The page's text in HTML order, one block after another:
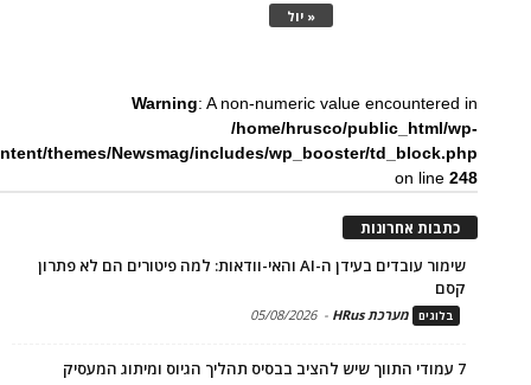
« יול
Warning: A non-numeric value encountered in
/home/hrusco/public_html/wp-
themes/Newsmag/includes/wp_booster/td_block.php
on line248
כתבות אחרונות
שימור עובדים בעידן ה-AI והאי-וודאות: למה פיטורים הם לא פתרון
קסם
בלוגים מערכת HRus -
05/08/2026
7 עמודי התווך שיש להציב בבסיס תהליך הגיוס ומיתוג המעסיק